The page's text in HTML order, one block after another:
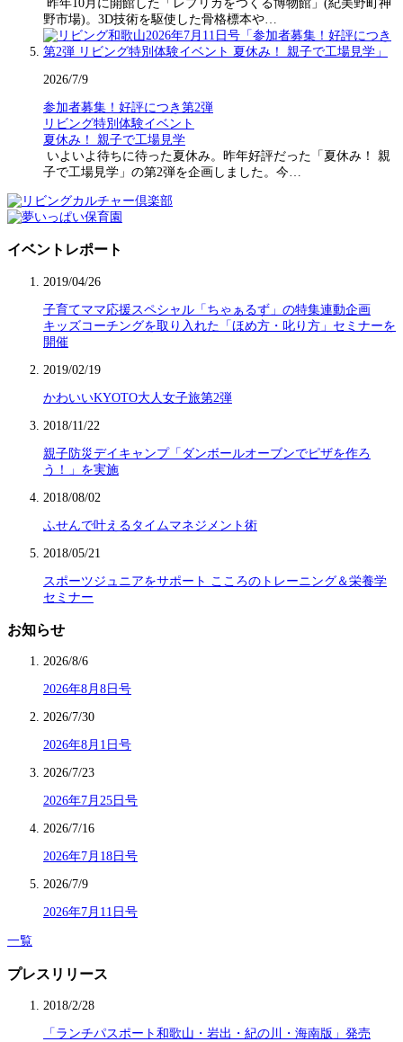
昨年10月に開館した「レプリカをつくる博物館」(紀美野町神
野市場)。3D技術を駆使した骨格標本や…
2026/7/9
参加者募集！好評につき第2弾
リビング特別体験イベント
夏休み！ 親子で工場見学
いよいよ待ちに待った夏休み。昨年好評だった「夏休み！ 親
子で工場見学」の第2弾を企画しました。今…
イベントレポート
2019/04/26
子育てママ応援スペシャル「ちゃぁるず」の特集連動企画
キッズコーチングを取り入れた「ほめ方・叱り方」セミナーを
開催
2019/02/19
かわいいKYOTO大人女子旅第2弾
2018/11/22
親子防災デイキャンプ「ダンボールオーブンでピザを作ろ
う！」を実施
2018/08/02
ふせんで叶えるタイムマネジメント術
2018/05/21
スポーツジュニアをサポート こころのトレーニング＆栄養学
セミナー
お知らせ
2026/8/6
2026年8月8日号
2026/7/30
2026年8月1日号
2026/7/23
2026年7月25日号
2026/7/16
2026年7月18日号
2026/7/9
2026年7月11日号
一覧
プレスリリース
2018/2/28
「ランチパスポート和歌山・岩出・紀の川・海南版」発売